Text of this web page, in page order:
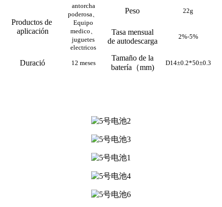
Productos de
aplicación
antorcha
poderosa、
Equipo
medico、
juguetes
electricos
Peso 22g
Tasa mensual
de autodescarga
2%-5%
Duració 12 meses
Tamaño de la
batería（mm)
D14±0.2*50±0.3